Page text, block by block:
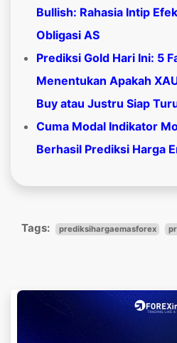
Bullish: Rahasia Intip
Obligasi AS
Prediksi Gold Hari Ini: 5
Menentukan Apakah
Buy atau Justru Siap
Cuma Modal Indikator
Berhasil Prediksi Harga
Tags: prediksihargaemasforex